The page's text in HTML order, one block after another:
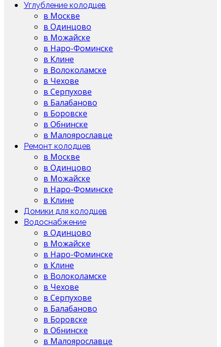
Углубление колодцев
в Москве
в Одинцово
в Можайске
в Наро-Фоминске
в Клине
в Волоколамске
в Чехове
в Серпухове
в Балабаново
в Боровске
в Обнинске
в Малоярославце
Ремонт колодцев
в Москве
в Одинцово
в Можайске
в Наро-Фоминске
в Клине
Домики для колодцев
Водоснабжение
в Одинцово
в Можайске
в Наро-Фоминске
в Клине
в Волоколамске
в Чехове
в Серпухове
в Балабаново
в Боровске
в Обнинске
в Малоярославце